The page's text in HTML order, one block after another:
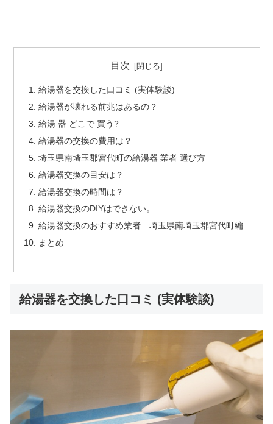
目次
給湯器を交換した口コミ (実体験談)
給湯器が壊れる前兆はあるの？
給湯 器 どこで 買う?
給湯器の交換の費用は？
埼玉県南埼玉郡宮代町の給湯器 業者 選び方
給湯器交換の目安は？
給湯器交換の時間は？
給湯器交換のDIYはできない。
給湯器交換のおすすめ業者 埼玉県南埼玉郡宮代町編
まとめ
給湯器を交換した口コミ (実体験談)